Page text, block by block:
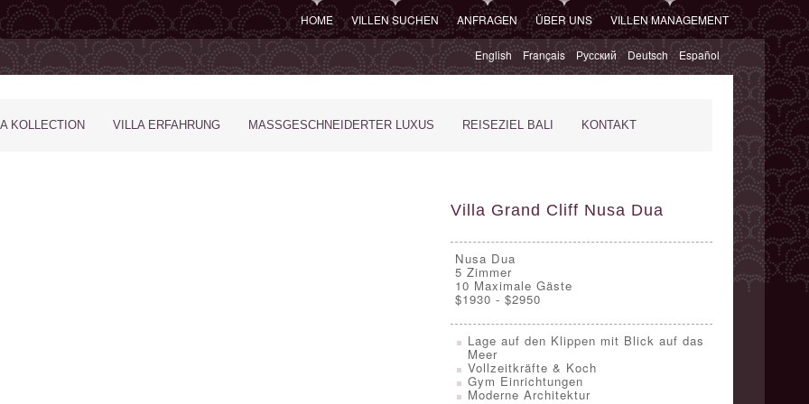
HOME VILLEN SUCHEN ANFRAGEN ÜBER UNS VILLEN MANAGEMENT
English Français Русский Deutsch Español
KOLLECTION VILLA ERFAHRUNG MASSGESCHNEIDERTER LUXUS REISEZIEL BALI KONTAKT
Villa Grand Cliff Nusa Dua
Nusa Dua
5 Zimmer
10 Maximale Gäste
$1930 - $2950
Lage auf den Klippen mit Blick auf das
Meer
Vollzeitkräfte & Koch
Gym Einrichtungen
Moderne Architektur